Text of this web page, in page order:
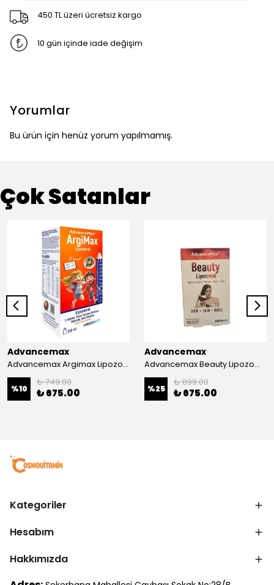
450 TL üzeri ücretsiz kargo
10 gün içinde iade değişim
Yorumlar
Bu ürün için henüz yorum yapılmamış.
Çok Satanlar
Advancemax
Advancemax Argimax Lipozomal Sıvı 150 ml 8684375607587
%10
₺ 749.00
₺ 675.00
Advancemax
Advancemax Beauty Lipozomal Hyalüronik Asit Keratin Biotin Zn 30 Kapsül 8684375607556
%25
₺ 899.00
₺ 675.00
Kategoriler
Hesabım
Hakkımızda